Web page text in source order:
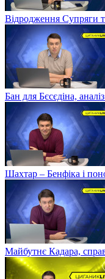
Відродження Супряги
Бан для Бєсєдіна,
Шахтар – Бенфіка і
Майбутнє Кадара,